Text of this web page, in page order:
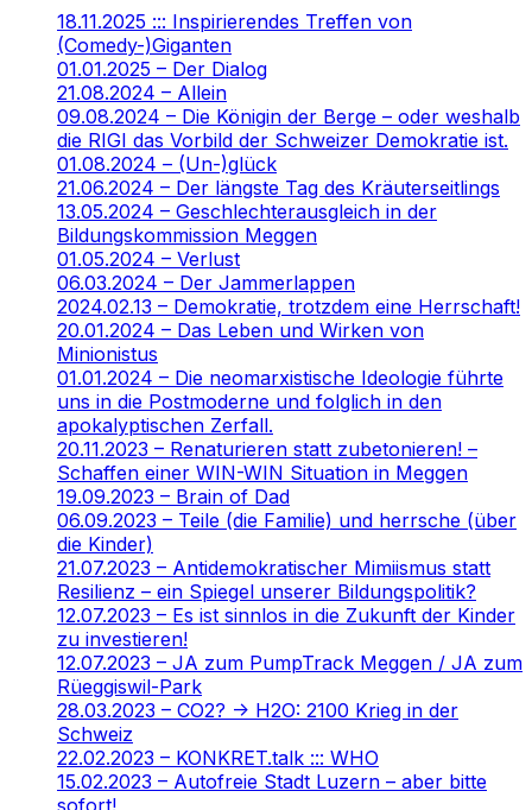
18.11.2025 ::: Inspirierendes Treffen von
(Comedy-)Giganten
01.01.2025 – Der Dialog
21.08.2024 – Allein
09.08.2024 – Die Königin der Berge – oder weshalb
die RIGI das Vorbild der Schweizer Demokratie ist.
01.08.2024 – (Un-)glück
21.06.2024 – Der längste Tag des Kräuterseitlings
13.05.2024 – Geschlechterausgleich in der
Bildungskommission Meggen
01.05.2024 – Verlust
06.03.2024 – Der Jammerlappen
2024.02.13 – Demokratie, trotzdem eine Herrschaft!
20.01.2024 – Das Leben und Wirken von
Minionistus
01.01.2024 – Die neomarxistische Ideologie führte
uns in die Postmoderne und folglich in den
apokalyptischen Zerfall.
20.11.2023 – Renaturieren statt zubetonieren! –
Schaffen einer WIN-WIN Situation in Meggen
19.09.2023 – Brain of Dad
06.09.2023 – Teile (die Familie) und herrsche (über
die Kinder)
21.07.2023 – Antidemokratischer Mimiismus statt
Resilienz – ein Spiegel unserer Bildungspolitik?
12.07.2023 – Es ist sinnlos in die Zukunft der Kinder
zu investieren!
12.07.2023 – JA zum PumpTrack Meggen / JA zum
Rüeggiswil-Park
28.03.2023 – CO2? -> H2O: 2100 Krieg in der
Schweiz
22.02.2023 – KONKRET.talk ::: WHO
15.02.2023 – Autofreie Stadt Luzern – aber bitte
sofort!